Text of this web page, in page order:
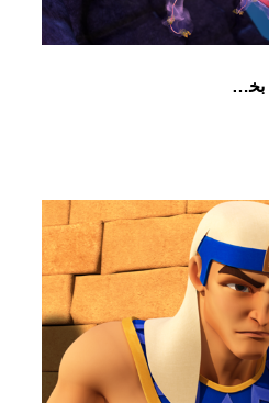
موسی و بوته‌ی سوزان - بخش اول